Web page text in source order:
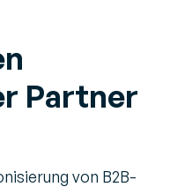
Partner
von B2B-